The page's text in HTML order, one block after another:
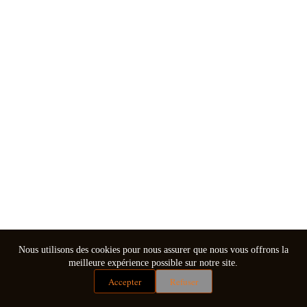
Nous utilisons des cookies pour nous assurer que nous vous offrons la
meilleure expérience possible sur notre site.
Accepter Refuser
Mentions légales
Conditions générales de vente